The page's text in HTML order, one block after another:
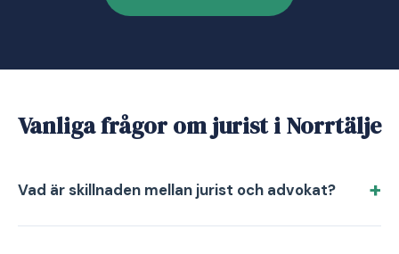
Vanliga frågor om jurist i Norrtälje
Vad är skillnaden mellan jurist och advokat?